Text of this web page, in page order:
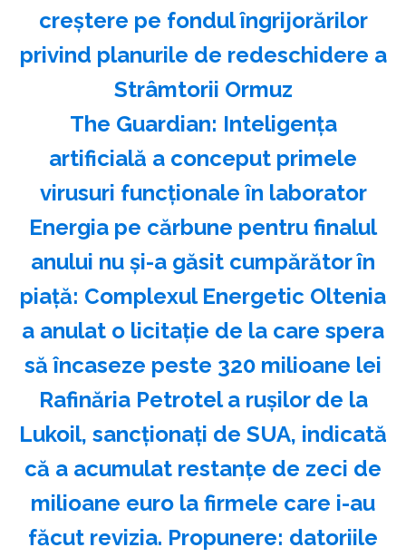
creştere pe fondul îngrijorărilor
privind planurile de redeschidere a
Strâmtorii Ormuz
The Guardian: Inteligenţa
artificială a conceput primele
virusuri funcţionale în laborator
Energia pe cărbune pentru finalul
anului nu și-a găsit cumpărător în
piață: Complexul Energetic Oltenia
a anulat o licitație de la care spera
să încaseze peste 320 milioane lei
Rafinăria Petrotel a rușilor de la
Lukoil, sancționați de SUA, indicată
că a acumulat restanțe de zeci de
milioane euro la firmele care i-au
făcut revizia. Propunere: datoriile